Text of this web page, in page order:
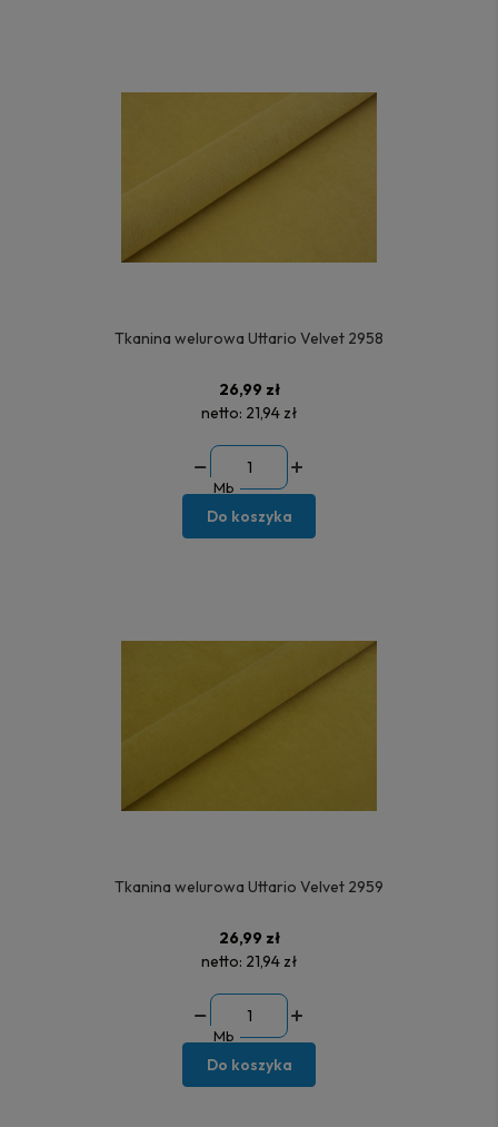
Tkanina welurowa Uttario Velvet 2958
26,99 zł
netto: 21,94 zł
Mb
Do koszyka
Tkanina welurowa Uttario Velvet 2959
26,99 zł
netto: 21,94 zł
Mb
Do koszyka